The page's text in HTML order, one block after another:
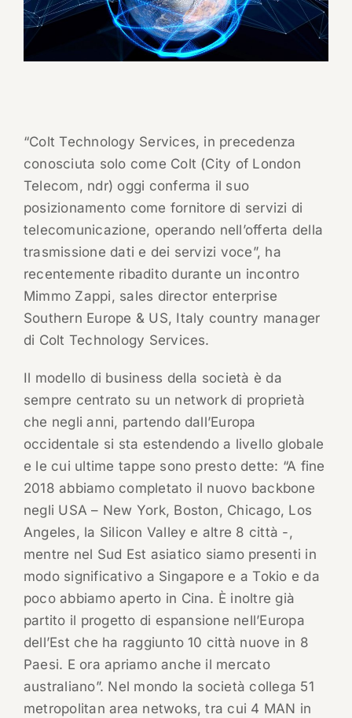
“Colt Technology Services, in precedenza
conosciuta solo come Colt (City of London
Telecom, ndr) oggi conferma il suo
posizionamento come fornitore di servizi di
telecomunicazione, operando nell’offerta della
trasmissione dati e dei servizi voce”, ha
recentemente ribadito durante un incontro
Mimmo Zappi, sales director enterprise
Southern Europe & US, Italy country manager
di Colt Technology Services.
Il modello di business della società è da
sempre centrato su un network di proprietà
che negli anni, partendo dall’Europa
occidentale si sta estendendo a livello globale
e le cui ultime tappe sono presto dette: “A fine
2018 abbiamo completato il nuovo backbone
negli USA – New York, Boston, Chicago, Los
Angeles, la Silicon Valley e altre 8 città -,
mentre nel Sud Est asiatico siamo presenti in
modo significativo a Singapore e a Tokio e da
poco abbiamo aperto in Cina. È inoltre già
partito il progetto di espansione nell’Europa
dell’Est che ha raggiunto 10 città nuove in 8
Paesi. E ora apriamo anche il mercato
australiano”. Nel mondo la società collega 51
metropolitan area netwoks, tra cui 4 MAN in